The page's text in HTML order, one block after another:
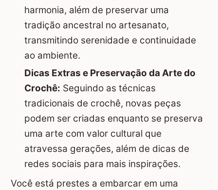
harmonia, além de preservar uma
tradição ancestral no artesanato,
transmitindo serenidade e continuidade
ao ambiente.
Dicas Extras e Preservação da Arte do
Crochê: Seguindo as técnicas
tradicionais de crochê, novas peças
podem ser criadas enquanto se preserva
uma arte com valor cultural que
atravessa gerações, além de dicas de
redes sociais para mais inspirações.
Você está prestes a embarcar em uma